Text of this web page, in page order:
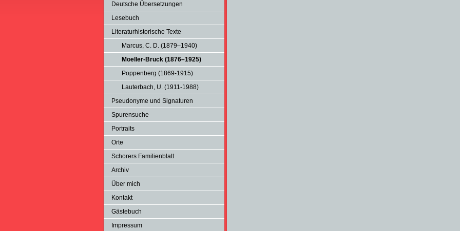
Deutsche Übersetzungen
Lesebuch
Literaturhistorische Texte
Marcus, C. D. (1879–1940)
Moeller-Bruck (1876–1925)
Poppenberg (1869-1915)
Lauterbach, U. (1911-1988)
Pseudonyme und Signaturen
Spurensuche
Portraits
Orte
Schorers Familienblatt
Archiv
Über mich
Kontakt
Gästebuch
Impressum